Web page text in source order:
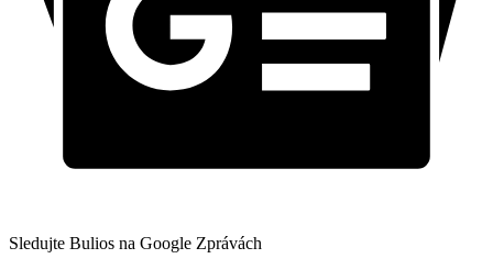
Sledujte Bulios na Google Zprávách